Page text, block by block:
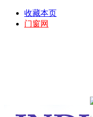
收藏本页
门窗网